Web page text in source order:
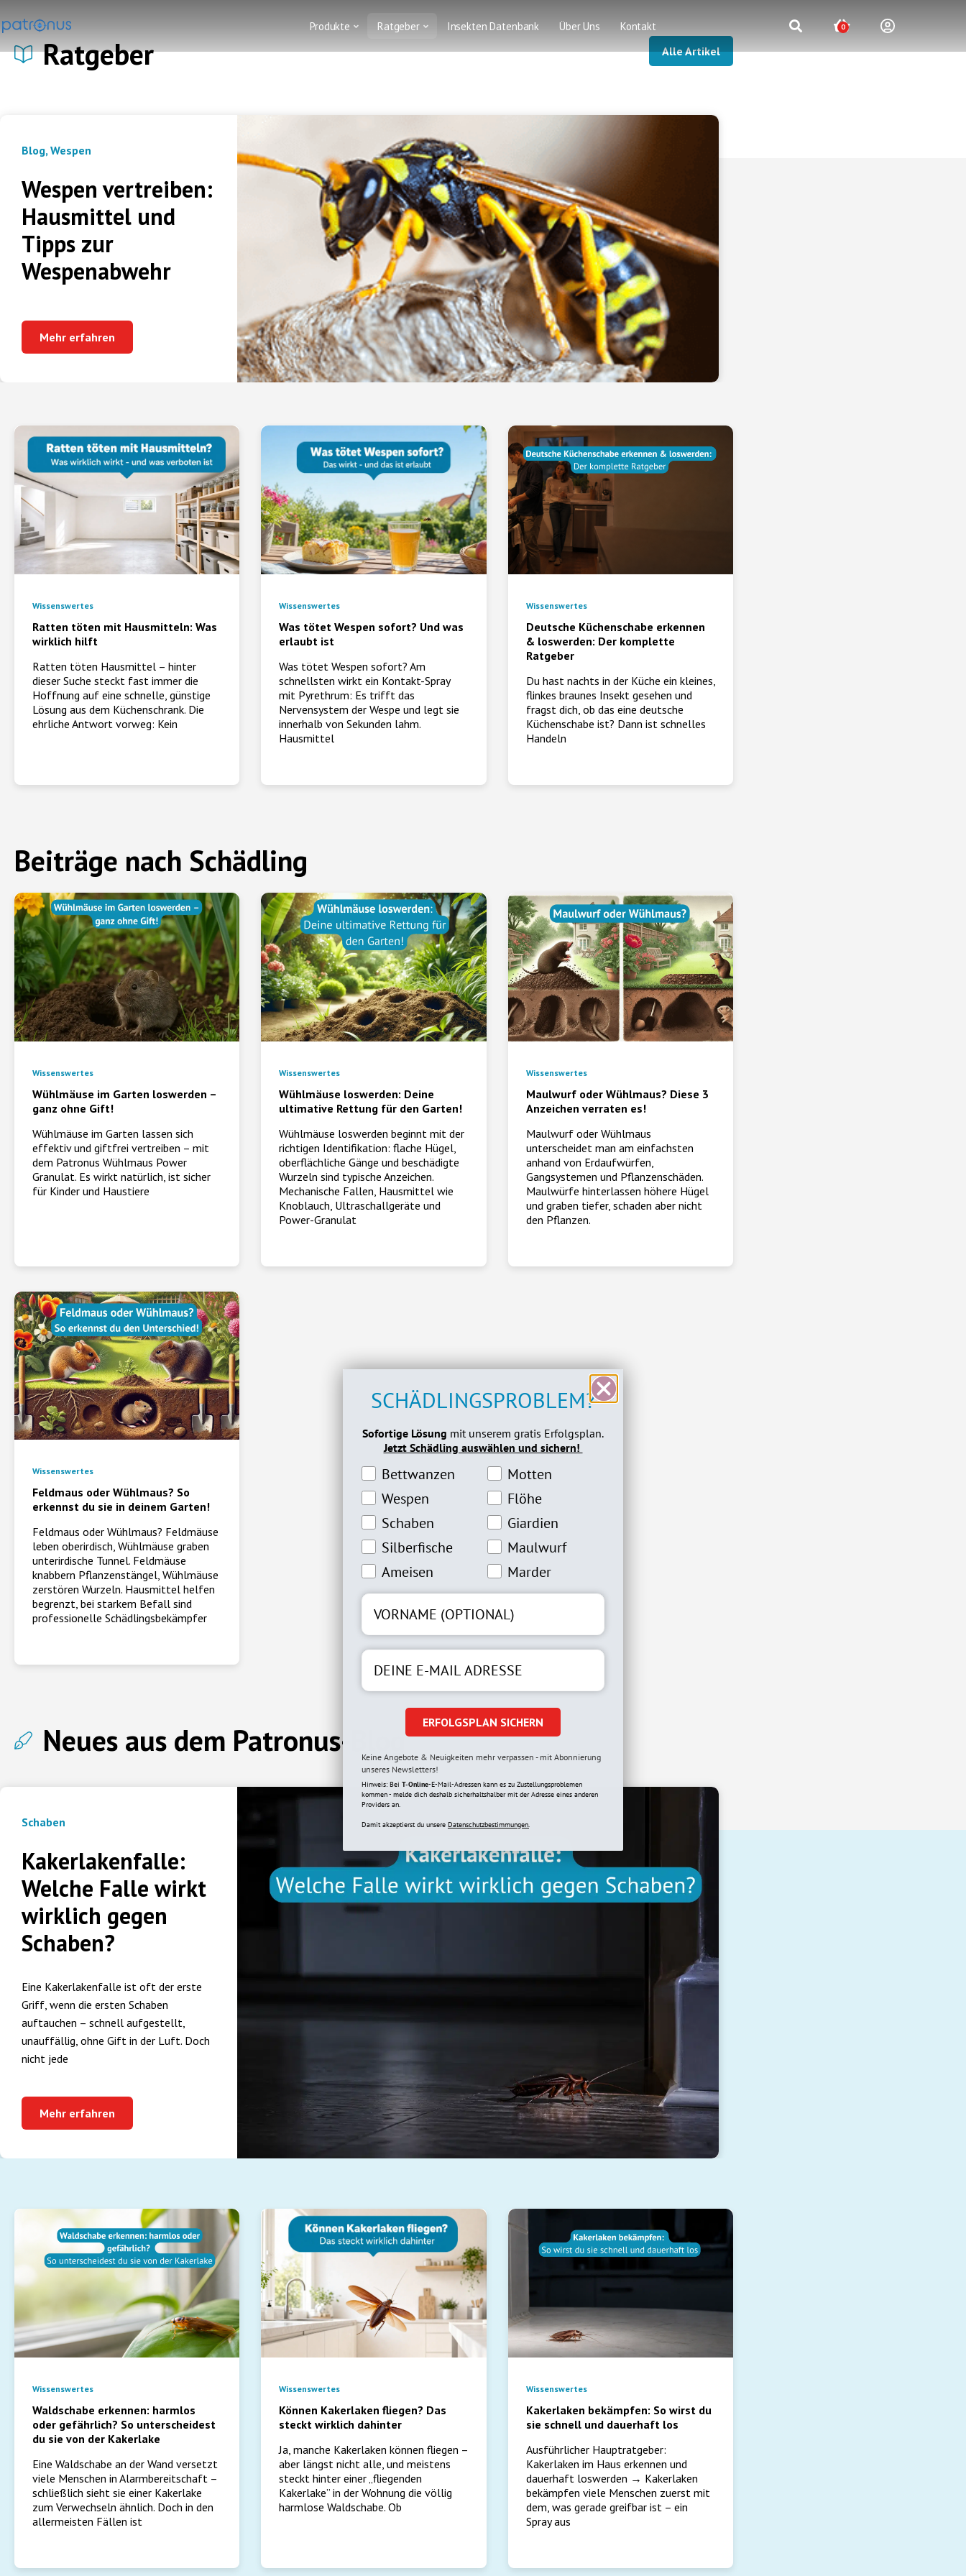
Produkte Ratgeber Insekten Datenbank Über Uns Kontakt 0
Ratgeber Alle Artikel
Blog,Wespen
Wespen vertreiben:
Hausmittel und
Tipps zur
Wespenabwehr
Mehr erfahren
Ratten töten mit Hausmitteln: Was
wirklich hilft
Ratten töten Hausmittel – hinter
dieser Suche steckt fast immer die
Hoffnung auf eine schnelle, günstige
Lösung aus dem Küchenschrank. Die
ehrliche Antwort vorweg: Kein
Wissenswertes
Was tötet Wespen sofort? Und was
erlaubt ist
Was tötet Wespen sofort? Am
schnellsten wirkt ein Kontakt-Spray
mit Pyrethrum: Es trifft das
Nervensystem der Wespe und legt sie
innerhalb von Sekunden lahm.
Hausmittel
Wissenswertes
Deutsche Küchenschabe erkennen
& loswerden: Der komplette
Ratgeber
Du hast nachts in der Küche ein kleines,
flinkes braunes Insekt gesehen und
fragst dich, ob das eine deutsche
Küchenschabe ist? Dann ist schnelles
Handeln
Wissenswertes
Beiträge nach Schädling
Wühlmäuse im Garten loswerden –
ganz ohne Gift!
Wühlmäuse im Garten lassen sich
effektiv und giftfrei vertreiben – mit
dem Patronus Wühlmaus Power
Granulat. Es wirkt natürlich, ist sicher
für Kinder und Haustiere
Wissenswertes
Wühlmäuse loswerden: Deine
ultimative Rettung für den Garten!
Wühlmäuse loswerden beginnt mit der
richtigen Identifikation: flache Hügel,
oberflächliche Gänge und beschädigte
Wurzeln sind typische Anzeichen.
Mechanische Fallen, Hausmittel wie
Knoblauch, Ultraschallgeräte und
Power-Granulat
Wissenswertes
Maulwurf oder Wühlmaus? Diese 3
Anzeichen verraten es!
Maulwurf oder Wühlmaus
unterscheidet man am einfachsten
anhand von Erdaufwürfen,
Gangsystemen und Pflanzenschäden.
Maulwürfe hinterlassen höhere Hügel
und graben tiefer, schaden aber nicht
den Pflanzen.
Wissenswertes
Feldmaus oder Wühlmaus? So
erkennst du sie in deinem Garten!
Feldmaus oder Wühlmaus? Feldmäuse
leben oberirdisch, Wühlmäuse graben
unterirdische Tunnel. Feldmäuse
knabbern Pflanzenstängel, Wühlmäuse
zerstören Wurzeln. Hausmittel helfen
begrenzt, bei starkem Befall sind
professionelle Schädlingsbekämpfer
Wissenswertes
Neues aus dem Patronus-Blog
Schaben
Kakerlakenfalle:
Welche Falle wirkt
wirklich gegen
Schaben?
Eine Kakerlakenfalle ist oft der erste
Griff, wenn die ersten Schaben
auftauchen – schnell aufgestellt,
unauffällig, ohne Gift in der Luft. Doch
nicht jede
Mehr erfahren
Waldschabe erkennen: harmlos
oder gefährlich? So unterscheidest
du sie von der Kakerlake
Eine Waldschabe an der Wand versetzt
viele Menschen in Alarmbereitschaft –
schließlich sieht sie einer Kakerlake
zum Verwechseln ähnlich. Doch in den
allermeisten Fällen ist
Wissenswertes
Können Kakerlaken fliegen? Das
steckt wirklich dahinter
Ja, manche Kakerlaken können fliegen –
aber längst nicht alle, und meistens
steckt hinter einer „fliegenden
Kakerlake” in der Wohnung die völlig
harmlose Waldschabe. Ob
Wissenswertes
Kakerlaken bekämpfen: So wirst du
sie schnell und dauerhaft los
Ausführlicher Hauptratgeber:
Kakerlaken im Haus erkennen und
dauerhaft loswerden → Kakerlaken
bekämpfen viele Menschen zuerst mit
dem, was gerade greifbar ist – ein
Spray aus
Wissenswertes
SCHÄDLINGSPROBLEM?
Sofortige Lösung mit unserem gratis Erfolgsplan.
Jetzt Schädling auswählen und sichern!
Bettwanzeninteresse
Bettwanzen Motteninteresse
Motten
Wespeninteresse
Wespen Flöheinteresse
Flöhe
Schabeninteresse
Schaben Giardien Interesse
Giardien
Silberfische Interesse
Silberfische Maulwurfinteresse
Maulwurf
Ameiseninteresse
Ameisen Marderinteresse
Marder
ERFOLGSPLAN SICHERN
Keine Angebote & Neuigkeiten mehr verpassen - mit Abonnierung
unseres Newsletters!
Hinweis: Bei T-Online-E-Mail-Adressen kann es zu Zustellungsproblemen
kommen - melde dich deshalb sicherhaltshalber mit der Adresse eines anderen
Providers an.
Damit akzeptierst du unsere Datenschutzbestimmungen.